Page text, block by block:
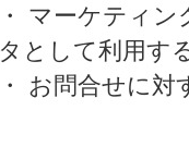
・ マーケティ
タとして利用す
・ お問合せに